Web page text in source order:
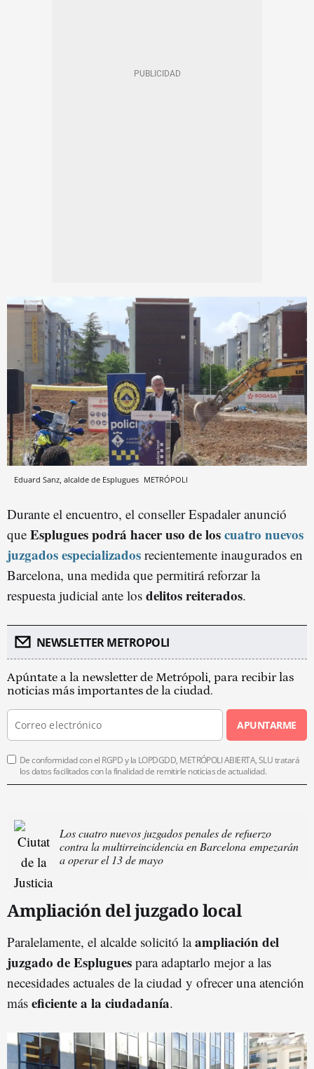
Eduard Sanz, alcalde de Esplugues METRÓPOLI
Durante el encuentro, el conseller Espadaler anunció
que Esplugues podrá hacer uso de loscuatro nuevos
juzgados especializados recientemente inaugurados en
Barcelona, una medida que permitirá reforzar la
respuesta judicial ante los delitos reiterados.
NEWSLETTER METROPOLI
Apúntate a la newsletter de Metrópoli, para recibir las
noticias más importantes de la ciudad.
APUNTARME
De conformidad con el RGPD y la LOPDGDD, METRÓPOLI ABIERTA, SLU tratará
los datos facilitados con la finalidad de remitirle noticias de actualidad.
Los cuatro nuevos juzgados penales de refuerzo
contra la multirreincidencia en Barcelona empezarán
a operar el 13 de mayo
Ampliación del juzgado local
Paralelamente, el alcalde solicitó laampliación del
juzgado de Esplugues para adaptarlo mejor a las
necesidades actuales de la ciudad y ofrecer una atención
más eficiente a la ciudadanía.